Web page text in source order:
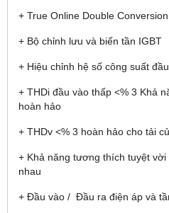
+ True Online Double Conversion
+ Bộ chỉnh lưu và biến tần IGBT
+ Hiệu chỉnh hệ số công suất
+ THDi đầu vào thấp <% 3 Khả
hoàn hảo
+ THDv <% 3 hoàn hảo cho tải
+ Khả năng tương thích tuyệt
nhau
+ Đầu vào / Đầu ra điện áp và